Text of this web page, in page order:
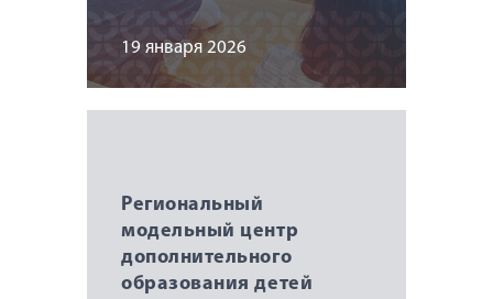
19 января 2026
Региональный
модельный центр
дополнительного
образования детей